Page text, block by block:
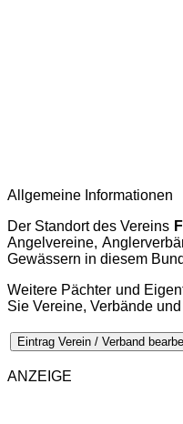
Allgemeine Informationen
Der Standort des Vereins
Angelvereine,
Gewässern in diesem
Weitere Pächter und
Sie Vereine, Verbände
Eintrag Verein / Verband
ANZEIGE